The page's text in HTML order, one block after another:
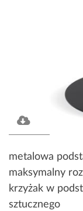
metalowa
maksymalny
krzyżak w
sztucznego